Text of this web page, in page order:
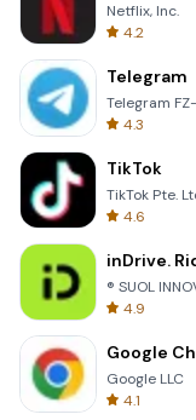
Netflix, Inc.
4.2
Telegram
Telegram
4.3
TikTok
TikTok Pte.
4.6
inDrive.
® SUOL
4.9
Google
Google LLC
4.1